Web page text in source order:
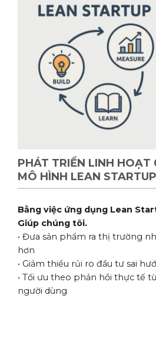
PHÁT TRIỂN LINH HOẠT
MÔ HÌNH LEAN STARTUP
Bằng việc ứng dụng Lean
Giúp chúng tôi.
• Đưa sản phẩm ra thị trường
hơn
• Giảm thiểu rủi ro đầu tư sai
• Tối ưu theo phản hồi thực tế
người dùng